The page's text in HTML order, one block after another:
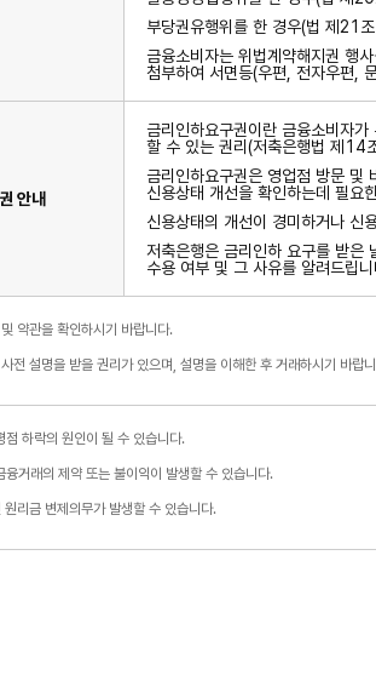
부당권유행위를 한 경우(법 제21
금융소비자는 위법계약해지권 행
첨부하여 서면등(우편, 전자우편,
안내
금리인하요구권이란 금융소비자
할 수 있는 권리(저축은행법 제14
금리인하요구권은 영업점 방문 및
신용상태 개선을 확인하는데 필요
신용상태의 개선이 경미하거나 신
저축은행은 금리인하 요구를 받은
수용 여부 및 그 사유를 알려드립
약관을 확인하시기 바랍니다.
전 설명을 받을 권리가 있으며, 설명을 이해한 후 거래하시기 바랍
점 하락의 원인이 될 수 있습니다.
융거래의 제약 또는 불이익이 발생할 수 있습니다.
리금 변제의무가 발생할 수 있습니다.